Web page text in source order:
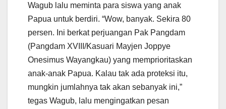
Wagub lalu meminta para siswa yang anak
Papua untuk berdiri. “Wow, banyak. Sekira 80
persen. Ini berkat perjuangan Pak Pangdam
(Pangdam XVIII/Kasuari Mayjen Joppye
Onesimus Wayangkau) yang memprioritaskan
anak-anak Papua. Kalau tak ada proteksi itu,
mungkin jumlahnya tak akan sebanyak ini,”
tegas Wagub, lalu mengingatkan pesan